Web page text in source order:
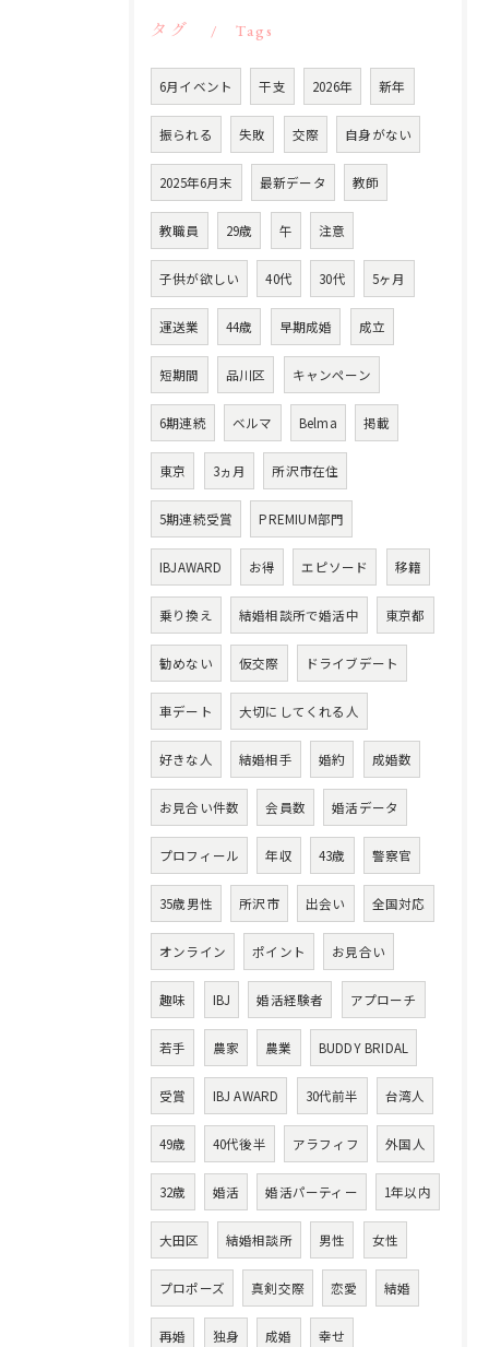
タグ Tags
6月イベント 干支 2026年 新年
振られる 失敗 交際 自身がない
2025年6月末 最新データ 教師
教職員 29歳 午 注意
子供が欲しい 40代 30代 5ヶ月
運送業 44歳 早期成婚 成立
短期間 品川区 キャンペーン
6期連続 ベルマ Belma 掲載
東京 3ヵ月 所沢市在住
5期連続受賞 PREMIUM部門
IBJAWARD お得 エピソード 移籍
乗り換え 結婚相談所で婚活中 東京都
勧めない 仮交際 ドライブデート
車デート 大切にしてくれる人
好きな人 結婚相手 婚約 成婚数
お見合い件数 会員数 婚活データ
プロフィール 年収 43歳 警察官
35歳男性 所沢市 出会い 全国対応
オンライン ポイント お見合い
趣味 IBJ 婚活経験者 アプローチ
若手 農家 農業 BUDDY BRIDAL
受賞 IBJ AWARD 30代前半 台湾人
49歳 40代後半 アラフィフ 外国人
32歳 婚活 婚活パーティー 1年以内
大田区 結婚相談所 男性 女性
プロポーズ 真剣交際 恋愛 結婚
再婚 独身 成婚 幸せ